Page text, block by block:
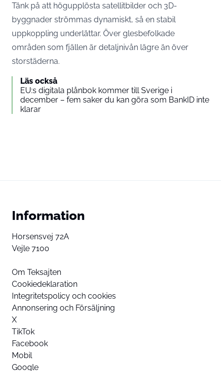
Tänk på att högupplösta satellitbilder och 3D-
byggnader strömmas dynamiskt, så en stabil
uppkoppling underlättar. Över glesbefolkade
områden som fjällen är detaljnivån lägre än över
storstäderna.
Läs också
EU:s digitala plånbok kommer till Sverige i
december – fem saker du kan göra som BankID inte
klarar
Information
Horsensvej 72A
Vejle 7100
Om Teksajten
Cookiedeklaration
Integritetspolicy och cookies
Annonsering och Försäljning
X
TikTok
Facebook
Mobil
Google